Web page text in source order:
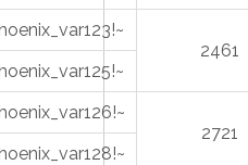
2461
2721